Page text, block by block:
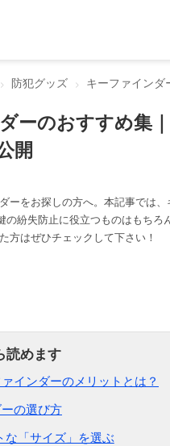
防犯グッズ キーファイン
ーのおすすめ集
開
ーをお探しの方へ。本記事では
の紛失防止に役立つものはもち
方はぜひチェックして下さい！
インダーのメリットとは？
の選び方
「サイズ」を選ぶ